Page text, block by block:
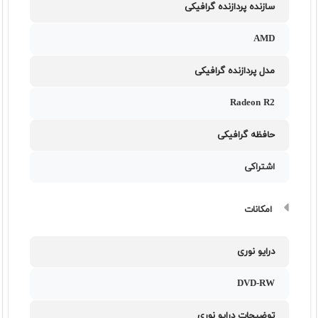
سازنده پردازنده گرافیکی
AMD
مدل پردازنده گرافیکی
Radeon R2
حافظه گرافیکی
اشتراکی
امکانات
درایو نوری
DVD-RW